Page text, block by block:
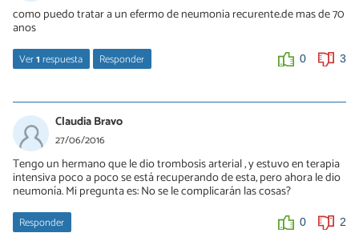
como puedo tratar a un efermo de neumonia recurente.de mas de 70
anos
Ver1respuesta Responder 0 3
28/11/2016
Hola Ivette, en este otro artículo te descubrimos algunos
remedios caseros para la neumonía pero lo más recomendable es
que acudas a un médico para que le den el mejor tratamiento:
http://salud.uncomo.com/articulo/como-tratar-la-neumonia-
con-remedios-caseros-25207.htmlSaludos
0 1
Claudia Bravo
27/06/2016
Tengo un hermano que le dio trombosis arterial , y estuvo en terapia
intensiva poco a poco se está recuperando de esta, pero ahora le dio
neumonía. Mi pregunta es: No se le complicarán las cosas?
Responder 0 2